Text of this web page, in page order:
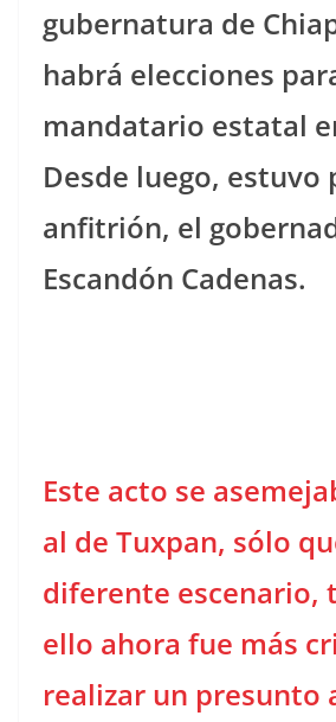
gubernatura de
habrá elecciones
mandatario estatal
Desde luego, estuvo
anfitrión, el
Escandón Cadenas.
Este acto se
al de Tuxpan, sólo
diferente escenario,
ello ahora fue más
realizar un presunto